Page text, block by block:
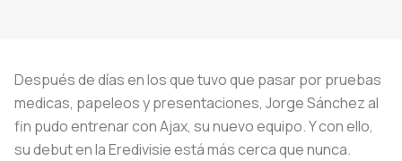
Después de días en los que tuvo que pasar por pruebas
medicas, papeleos y presentaciones, Jorge Sánchez al
fin pudo entrenar con Ajax, su nuevo equipo. Y con ello,
su debut en la Eredivisie está más cerca que nunca.